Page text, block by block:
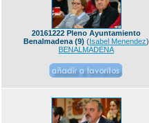
20161222 Pleno Ayuntamiento
Benalmadena (9) (Isabel Menendez)
BENALMADENA